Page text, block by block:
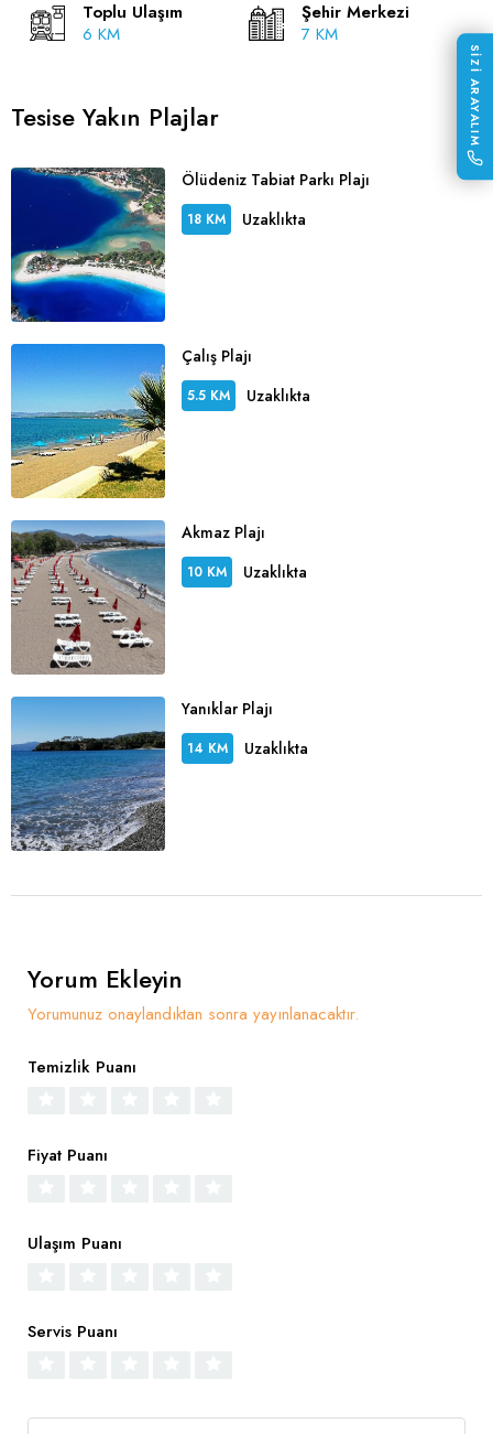
Toplu Ulaşım
6 KM
Şehir Merkezi
7 KM
Tesise Yakın Plajlar
Ölüdeniz Tabiat Parkı Plajı
18 KM Uzaklıkta
Çalış Plajı
5.5 KM Uzaklıkta
Akmaz Plajı
10 KM Uzaklıkta
Yanıklar Plajı
14 KM Uzaklıkta
Yorum Ekleyin
Yorumunuz onaylandıktan sonra yayınlanacaktır.
Temizlik Puanı
Fiyat Puanı
Ulaşım Puanı
Servis Puanı
SİZİ ARAYALIM